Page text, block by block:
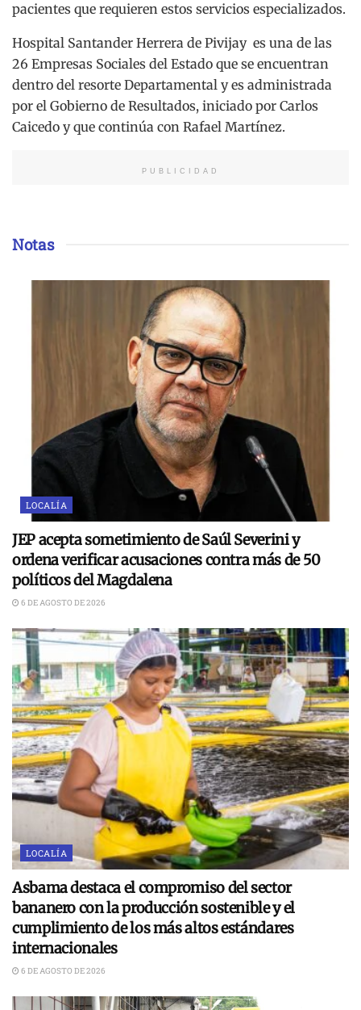
pacientes que requieren estos servicios especializados.
Hospital Santander Herrera de Pivijay es una de las
26 Empresas Sociales del Estado que se encuentran
dentro del resorte Departamental y es administrada
por el Gobierno de Resultados, iniciado por Carlos
Caicedo y que continúa con Rafael Martínez.
PUBLICIDAD
Notas
LOCALÍA
JEP acepta sometimiento de Saúl Severini y
ordena verificar acusaciones contra más de 50
políticos del Magdalena
6 DE AGOSTO DE 2026
LOCALÍA
Asbama destaca el compromiso del sector
bananero con la producción sostenible y el
cumplimiento de los más altos estándares
internacionales
6 DE AGOSTO DE 2026